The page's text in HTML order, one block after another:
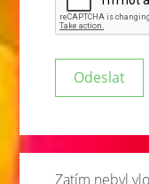
Zatím nebyl